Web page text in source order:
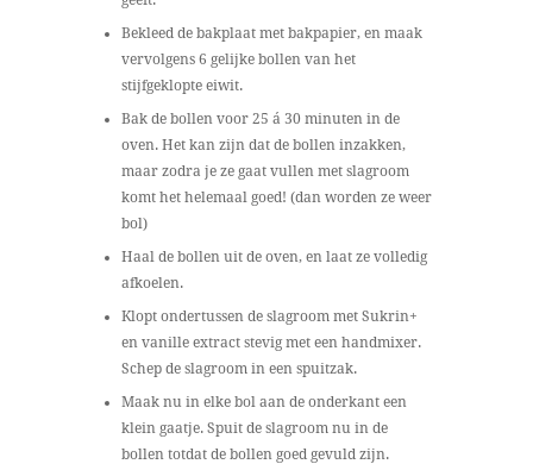
Bekleed de bakplaat met bakpapier, en maak
vervolgens 6 gelijke bollen van het
stijfgeklopte eiwit.
Bak de bollen voor 25 á 30 minuten in de
oven. Het kan zijn dat de bollen inzakken,
maar zodra je ze gaat vullen met slagroom
komt het helemaal goed! (dan worden ze weer
bol)
Haal de bollen uit de oven, en laat ze volledig
afkoelen.
Klopt ondertussen de slagroom met Sukrin+
en vanille extract stevig met een handmixer.
Schep de slagroom in een spuitzak.
Maak nu in elke bol aan de onderkant een
klein gaatje. Spuit de slagroom nu in de
bollen totdat de bollen goed gevuld zijn.